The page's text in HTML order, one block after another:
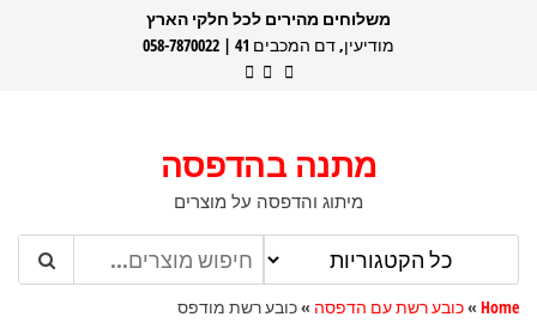
משלוחים מהירים לכל חלקי הארץ
מודיעין, דם המכבים 41 | 058-7870022
מתנה בהדפסה
מיתוג והדפסה על מוצרים
Home
»כובע רשת עם הדפסה »כובע רשת מודפס